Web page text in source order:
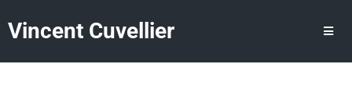
Vincent Cuvellier